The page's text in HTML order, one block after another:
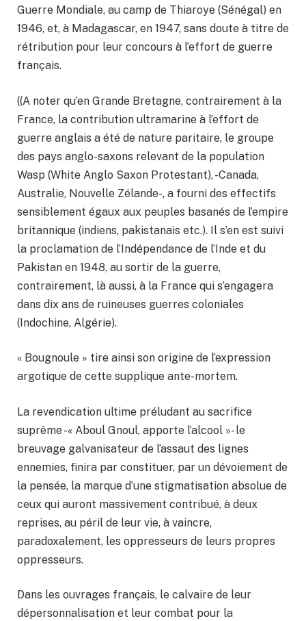
Guerre Mondiale, au camp de Thiaroye (Sénégal) en
1946, et, à Madagascar, en 1947, sans doute à titre de
rétribution pour leur concours à l’effort de guerre
français.
((A noter qu’en Grande Bretagne, contrairement à la
France, la contribution ultramarine à l’effort de
guerre anglais a été de nature paritaire, le groupe
des pays anglo-saxons relevant de la population
Wasp (White Anglo Saxon Protestant), -Canada,
Australie, Nouvelle Zélande-, a fourni des effectifs
sensiblement égaux aux peuples basanés de l’empire
britannique (indiens, pakistanais etc.). Il s’en est suivi
la proclamation de l’Indépendance de l’Inde et du
Pakistan en 1948, au sortir de la guerre,
contrairement, là aussi, à la France qui s’engagera
dans dix ans de ruineuses guerres coloniales
(Indochine, Algérie).
« Bougnoule » tire ainsi son origine de l’expression
argotique de cette supplique ante-mortem.
La revendication ultime préludant au sacrifice
suprême -« Aboul Gnoul, apporte l’alcool »- le
breuvage galvanisateur de l’assaut des lignes
ennemies, finira par constituer, par un dévoiement de
la pensée, la marque d’une stigmatisation absolue de
ceux qui auront massivement contribué, à deux
reprises, au péril de leur vie, à vaincre,
paradoxalement, les oppresseurs de leurs propres
oppresseurs.
Dans les ouvrages français, le calvaire de leur
dépersonnalisation et leur combat pour la